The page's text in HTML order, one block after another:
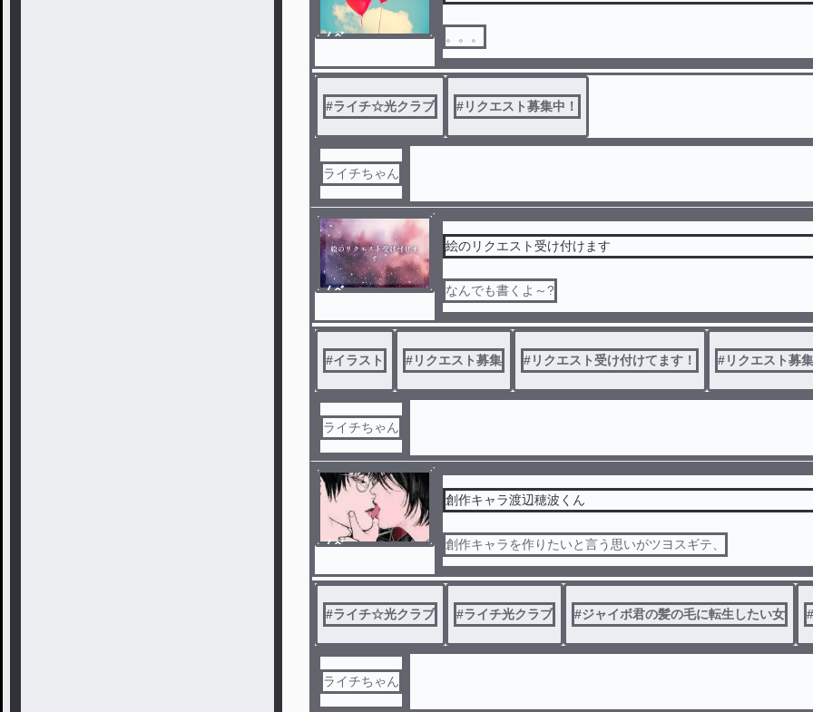
ノベ
。。。
#ライチ☆光クラブ #リクエスト募集中！
ライチちゃん
ノベ
絵のリクエスト受け付けます
なんでも書くよ～?
#イラスト #リクエスト募集 #リクエスト受け付けてます！ #リクエスト募
ライチちゃん
ノベ
創作キャラ渡辺穂波くん
創作キャラを作りたいと言う思いがツヨスギテ、
#ライチ☆光クラブ #ライチ光クラブ #ジャイボ君の髪の毛に転生したい女 #
ライチちゃん